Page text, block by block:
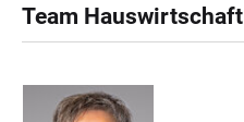
Team Hauswirtschaft